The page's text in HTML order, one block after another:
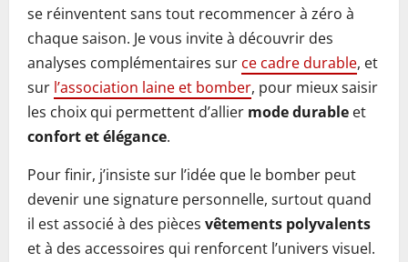
se réinventent sans tout recommencer à zéro à
chaque saison. Je vous invite à découvrir des
analyses complémentaires sur ce cadre durable, et
sur l’association laine et bomber, pour mieux saisir
les choix qui permettent d’allier mode durable et
confort et élégance.
Pour finir, j’insiste sur l’idée que le bomber peut
devenir une signature personnelle, surtout quand
il est associé à des pièces vêtements polyvalents
et à des accessoires qui renforcent l’univers visuel.